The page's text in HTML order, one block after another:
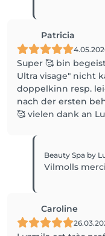
Patricia
Super 🥰 bin
Ultra visage" nicht
doppelkinn resp.
nach der ersten
🥰 vielen dank an
Beauty Spa by
Vilmolls
Caroline